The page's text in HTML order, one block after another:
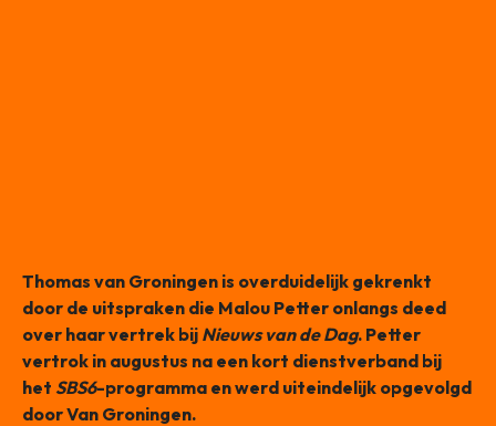
Thomas van Groningen is overduidelijk gekrenkt
door de uitspraken die Malou Petter onlangs deed
over haar vertrek bij Nieuws van de Dag. Petter
vertrok in augustus na een kort dienstverband bij
het SBS6-programma en werd uiteindelijk opgevolgd
door Van Groningen.